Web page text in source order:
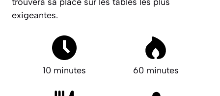
exigeantes.
10 minutes 60 minutes